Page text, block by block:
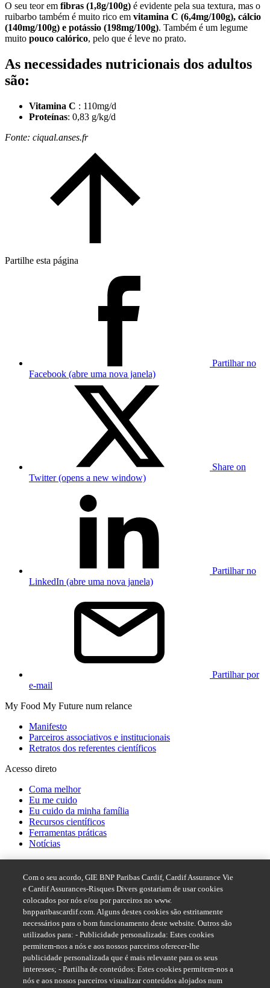
O seu teor em fibras (1,8g/100g) é evidente pela sua textura, mas o
ruibarbo também é muito rico em vitamina C (6,4mg/100g), cálcio
(140mg/100g) e potássio (198mg/100g). Também é um legume
muito pouco calórico, pelo que é leve no prato.
As necessidades nutricionais dos adultos
são:
Vitamina C : 110mg/d
Proteínas: 0,83 g/kg/d
Fonte: ciqual.anses.fr
Partilhe esta página
Partilhar no
Facebook (abre uma nova janela)
Share on
Twitter (opens a new window)
Partilhar no
LinkedIn (abre uma nova janela)
Partilhar por
e-mail
My Food My Future num relance
Manifesto
Parceiros associativos e institucionais
Retratos dos referentes científicos
Acesso direto
Coma melhor
Eu me cuido
Eu cuido da minha família
Recursos científicos
Ferramentas práticas
Notícias
Sistema de denúncias BNP Paribas
Siga-nos no
Com o seu acordo, GIE BNP Paribas Cardif, Cardif Assurance Vie
e Cardif Assurances-Risques Divers gostariam de usar cookies
colocados por nós e/ou por parceiros no www.
bnpparibascardif.com. Alguns destes cookies são estritamente
necessários para o bom funcionamento deste website. Outros são
utilizados para: - Publicidade personalizada: Estes cookies
permitem-nos a nós e aos nossos parceiros oferecer-lhe
publicidade personalizada que é mais relevante para os seus
interesses; - Partilha de conteúdos: Estes cookies permitem-nos a
nós e aos nossos parceiros visualizar conteúdos alojados num